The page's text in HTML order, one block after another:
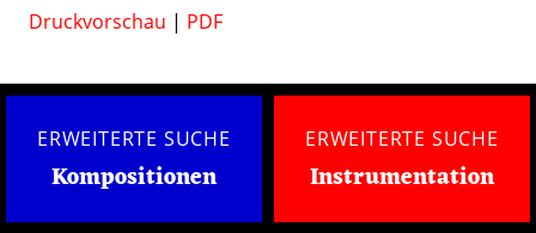
Druckvorschau | PDF
ERWEITERTE SUCHE
Kompositionen
ERWEITERTE SUCHE
Instrumentation